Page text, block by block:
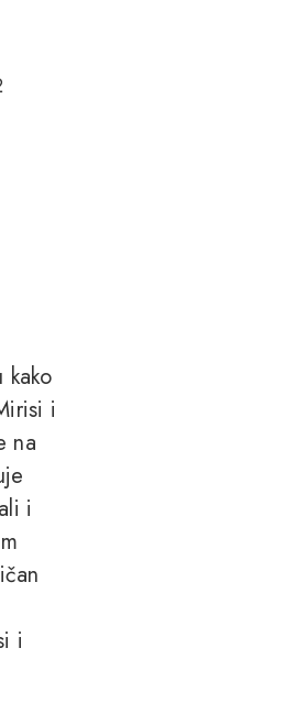
kako
i
na
i
i